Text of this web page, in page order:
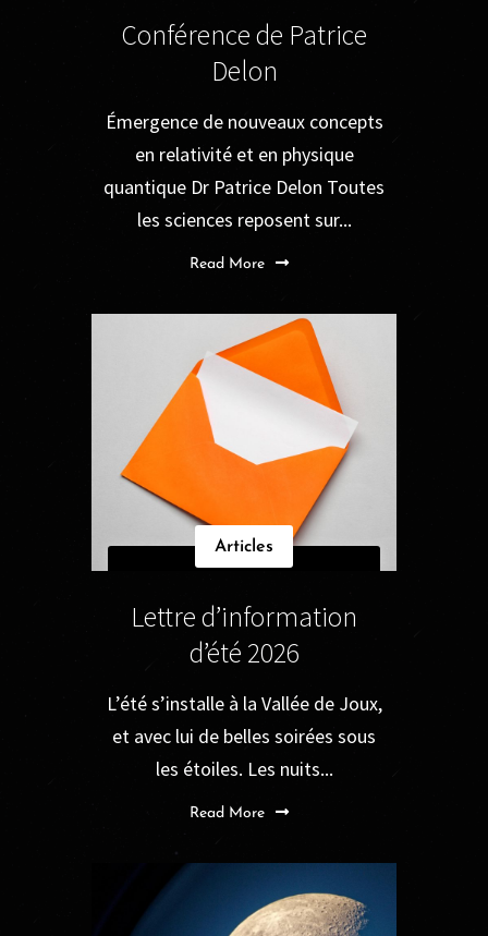
Conférence de Patrice
Delon
Émergence de nouveaux concepts
en relativité et en physique
quantique Dr Patrice Delon Toutes
les sciences reposent sur...
Read More
Articles
Lettre d’information
d’été 2026
L’été s’installe à la Vallée de Joux,
et avec lui de belles soirées sous
les étoiles. Les nuits...
Read More